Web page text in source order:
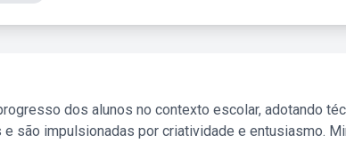
dos alunos no contexto escolar, adotando
são impulsionadas por criatividade e entusiasmo.